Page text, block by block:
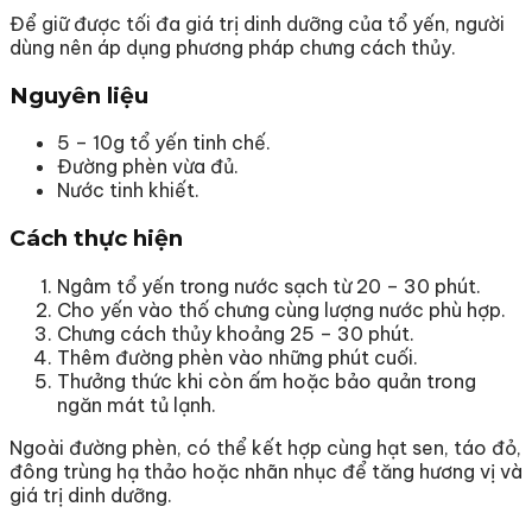
Để giữ được tối đa giá trị dinh dưỡng của tổ yến, người
dùng nên áp dụng phương pháp chưng cách thủy.
Nguyên liệu
5 – 10g tổ yến tinh chế.
Đường phèn vừa đủ.
Nước tinh khiết.
Cách thực hiện
Ngâm tổ yến trong nước sạch từ 20 – 30 phút.
Cho yến vào thố chưng cùng lượng nước phù hợp.
Chưng cách thủy khoảng 25 – 30 phút.
Thêm đường phèn vào những phút cuối.
Thưởng thức khi còn ấm hoặc bảo quản trong
ngăn mát tủ lạnh.
Ngoài đường phèn, có thể kết hợp cùng hạt sen, táo đỏ,
đông trùng hạ thảo hoặc nhãn nhục để tăng hương vị và
giá trị dinh dưỡng.